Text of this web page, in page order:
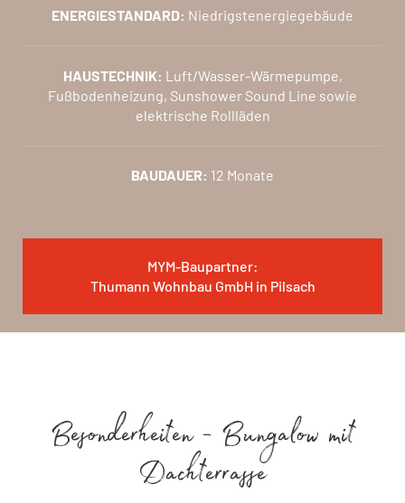
ENERGIESTANDARD: Niedrigstenergiegebäude
HAUSTECHNIK: Luft/Wasser-Wärmepumpe,
Fußbodenheizung, Sunshower Sound Line sowie
elektrische Rollläden
BAUDAUER: 12 Monate
MYM-Baupartner:
Thumann Wohnbau GmbH in Pilsach
Besonderheiten - Bungalow mit
Dachterrasse